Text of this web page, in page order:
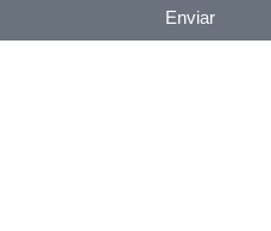
Enviar